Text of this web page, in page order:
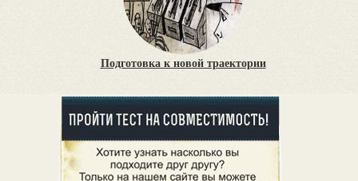
Подготовка к новой траектории